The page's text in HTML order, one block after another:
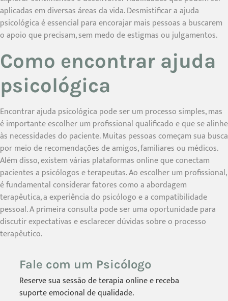
aplicadas em diversas áreas da vida. Desmistificar a ajuda
psicológica é essencial para encorajar mais pessoas a buscarem
o apoio que precisam, sem medo de estigmas ou julgamentos.
Como encontrar ajuda
psicológica
Encontrar ajuda psicológica pode ser um processo simples, mas
é importante escolher um profissional qualificado e que se alinhe
às necessidades do paciente. Muitas pessoas começam sua busca
por meio de recomendações de amigos, familiares ou médicos.
Além disso, existem várias plataformas online que conectam
pacientes a psicólogos e terapeutas. Ao escolher um profissional,
é fundamental considerar fatores como a abordagem
terapêutica, a experiência do psicólogo e a compatibilidade
pessoal. A primeira consulta pode ser uma oportunidade para
discutir expectativas e esclarecer dúvidas sobre o processo
terapêutico.
Fale com um Psicólogo
Reserve sua sessão de terapia online e receba
suporte emocional de qualidade.